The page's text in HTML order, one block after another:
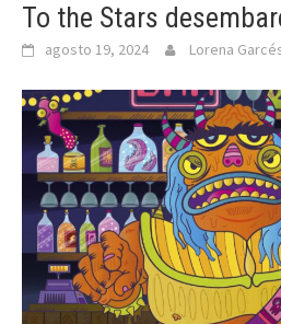
To the Stars
agosto 19, 2024 Lorena